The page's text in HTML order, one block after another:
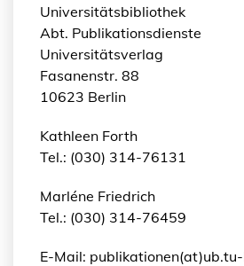
Universitätsbibliothek
Abt. Publikationsdienste
Universitätsverlag
Fasanenstr. 88
10623 Berlin
Kathleen Forth
Tel.: (030) 314-76131
Marléne Friedrich
Tel.: (030) 314-76459
E-Mail: